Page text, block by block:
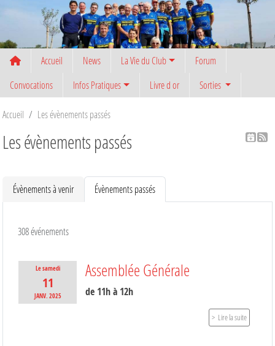
Accueil News La Vie du Club
Forum
Convocations
Infos Pratiques Livre d or Sorties
Accueil Les évènements passés
Les évènements passés
Évènements à venir Évènements passés
308 événements
Lesamedi
11
JANV. 2025
Assemblée Générale
de 11h à 12h
Lire la suite
Panneau de gestion des cookies